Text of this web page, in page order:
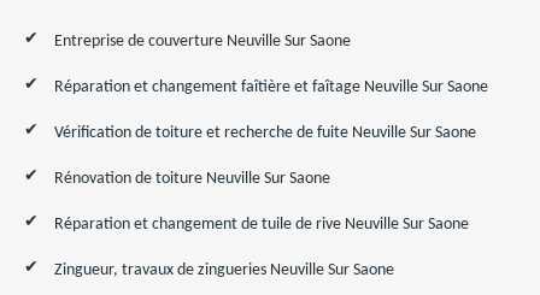
Entreprise de couverture Neuville Sur Saone
Réparation et changement faîtière et faîtage Neuville Sur Saone
Vérification de toiture et recherche de fuite Neuville Sur Saone
Rénovation de toiture Neuville Sur Saone
Réparation et changement de tuile de rive Neuville Sur Saone
Zingueur, travaux de zingueries Neuville Sur Saone